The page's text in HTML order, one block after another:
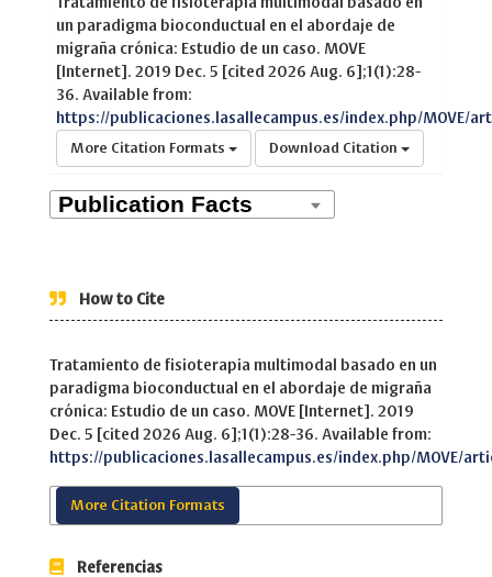
un paradigma bioconductual en el abordaje de
migraña crónica: Estudio de un caso. MOVE
[Internet]. 2019 Dec. 5 [cited 2026 Aug. 6];1(1):28-
36. Available from:
https://publicaciones.lasallecampus.es/index.php/MOVE/
More Citation Formats Download Citation
How to Cite
Tratamiento de fisioterapia multimodal basado en un
paradigma bioconductual en el abordaje de migraña
crónica: Estudio de un caso. MOVE [Internet]. 2019
Dec. 5 [cited 2026 Aug. 6];1(1):28-36. Available from:
https://publicaciones.lasallecampus.es/index.php/MOVE/
More Citation Formats
Referencias